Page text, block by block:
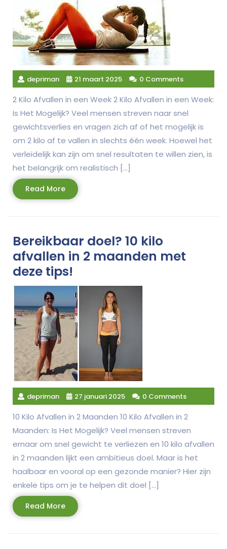
depriman 21 maart 2025 0 Comments
2 Kilo Afvallen in een Week 2 Kilo Afvallen in een Week:
Is Het Mogelijk? Veel mensen streven naar snel
gewichtsverlies en vragen zich af of het mogelijk is
om 2 kilo af te vallen in slechts één week. Hoewel het
verleidelijk kan zijn om snel resultaten te willen zien, is
het belangrijk om realistisch […]
Read MoreRead
More
Bereikbaar doel? 10 kilo
afvallen in 2 maanden met
deze tips!
depriman 27 januari 2025 0 Comments
10 Kilo Afvallen in 2 Maanden 10 Kilo Afvallen in 2
Maanden: Is Het Mogelijk? Veel mensen streven
ernaar om snel gewicht te verliezen en 10 kilo afvallen
in 2 maanden lijkt een ambitieus doel. Maar is het
haalbaar en vooral op een gezonde manier? Hier zijn
enkele tips om je te helpen dit doel […]
Read MoreRead
More